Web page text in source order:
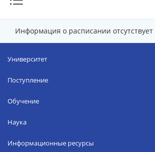
Информация о расписании отсутствует
Университет
Поступление
Обучение
Наука
Информационные ресурсы